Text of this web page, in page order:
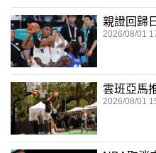
親證回歸
2026/08/01
雲班亞馬
2026/08/01